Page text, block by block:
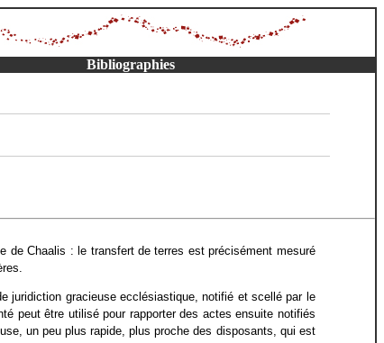
Bibliographies
de Chaalis : le transfert de terres est précisément mesuré
juridiction gracieuse ecclésiastique, notifié et scellé par le
peut être utilisé pour rapporter des actes ensuite notifiés
un peu plus rapide, plus proche des disposants, qui est